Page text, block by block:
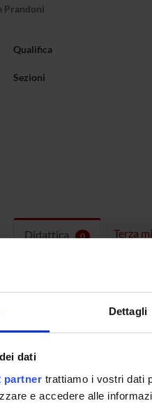
Dettagli
dati
partner trattiamo i vostri dati
e accedere alle
Prandoni
Qualifica
Sezioni
Didattica 0 Terza
Insegnamenti attivi nel